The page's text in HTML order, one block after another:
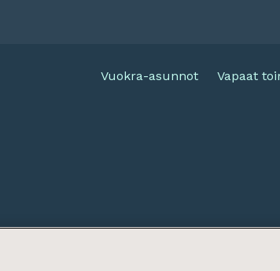
Vuokra-asunnot Vapaat